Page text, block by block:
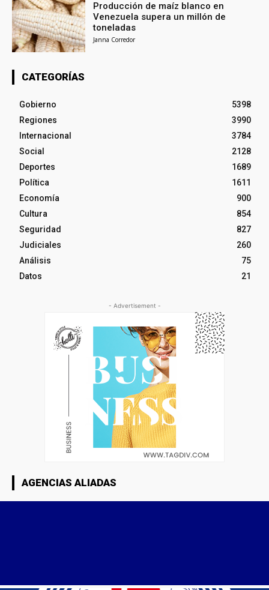
Producción de maíz blanco en
Venezuela supera un millón de
toneladas
Janna Corredor
CATEGORÍAS
Gobierno
5398
Regiones
3990
Internacional
3784
Social
2128
Deportes
1689
Política
1611
Economía
900
Cultura
854
Seguridad
827
Judiciales
260
Análisis
75
Datos
21
- Advertisement -
AGENCIAS ALIADAS